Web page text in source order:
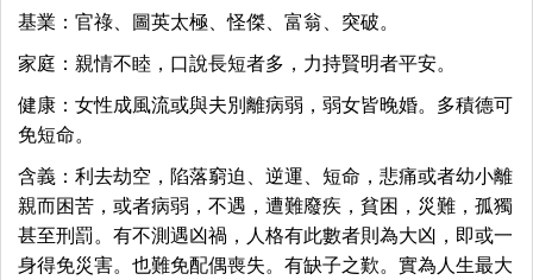
基業：官祿、圖英太極、怪傑、富翁、突破。
家庭：親情不睦，口說長短者多，力持賢明者平安。
健康：女性成風流或與夫別離病弱，弱女皆晚婚。多積德可
免短命。
含義：利去劫空，陷落窮迫、逆運、短命，悲痛或者幼小離
親而困苦，或者病弱，不遇，遭難廢疾，貧困，災難，孤獨
甚至刑罰。有不測遇凶禍，人格有此數者則為大凶，即或一
身得免災害。也難免配偶喪失。有缺子之歎。實為人生最大